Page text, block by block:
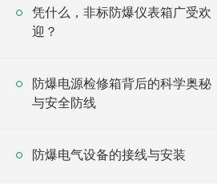
凭什么，非标防爆仪表箱广受欢
迎？
防爆电源检修箱背后的科学奥秘
与安全防线
防爆电气设备的接线与安装